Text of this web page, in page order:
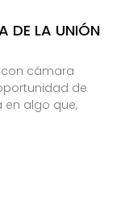
DE LA UNIÓN
con cámara
de
algo que,